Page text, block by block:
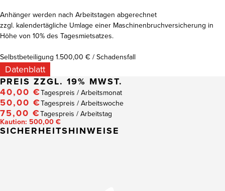
Anhänger werden nach Arbeitstagen abgerechnet
zzgl. kalendertägliche Umlage einer Maschinenbruchversicherung in
Höhe von 10% des Tagesmietsatzes.
Selbstbeteiligung 1.500,00 € / Schadensfall
Datenblatt
PREIS ZZGL. 19% MWST.
40,00 €Tagespreis / Arbeitsmonat
50,00 €Tagespreis / Arbeitswoche
75,00 €Tagespreis / Arbeitstag
Kaution: 500,00 €
SICHERHEITSHINWEISE